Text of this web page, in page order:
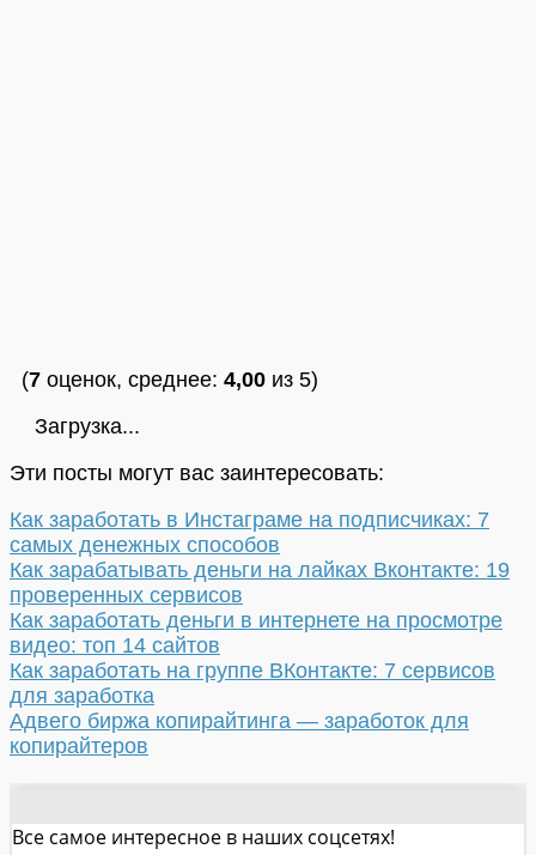
(7 оценок, среднее: 4,00 из 5)
Загрузка...
Эти посты могут вас заинтересовать:
Как заработать в Инстаграме на подписчиках: 7
самых денежных способов
Как зарабатывать деньги на лайках Вконтакте: 19
проверенных сервисов
Как заработать деньги в интернете на просмотре
видео: топ 14 сайтов
Как заработать на группе ВКонтакте: 7 сервисов
для заработка
Адвего биржа копирайтинга — заработок для
копирайтеров
Все самое интересное в наших соцсетях!